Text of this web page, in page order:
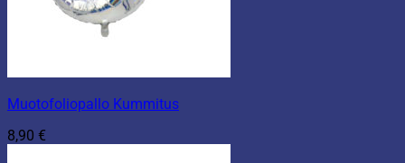
Muotofoliopallo Kummitus
8,90 €